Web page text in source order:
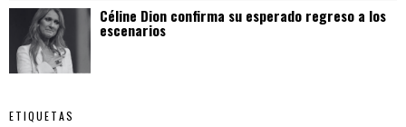
Céline Dion confirma su esperado regreso a los
escenarios
ETIQUETAS